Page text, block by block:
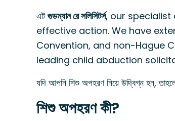
এটগুডম্যান রে সলিসিটর্স, our
effective action. We have
Convention, and non-Hague
leading child abduction
যদি আপনি শিশু অপহরণ নিয়ে উদ্বিগ্ন হন,
শিশু অপহরণ কী?